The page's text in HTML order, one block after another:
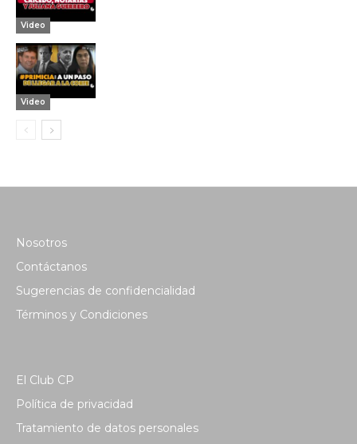
Video
Video
Nosotros
Contáctanos
Sugerencias de confidencialidad
Términos y Condiciones
El Club CP
Política de privacidad
Tratamiento de datos personales